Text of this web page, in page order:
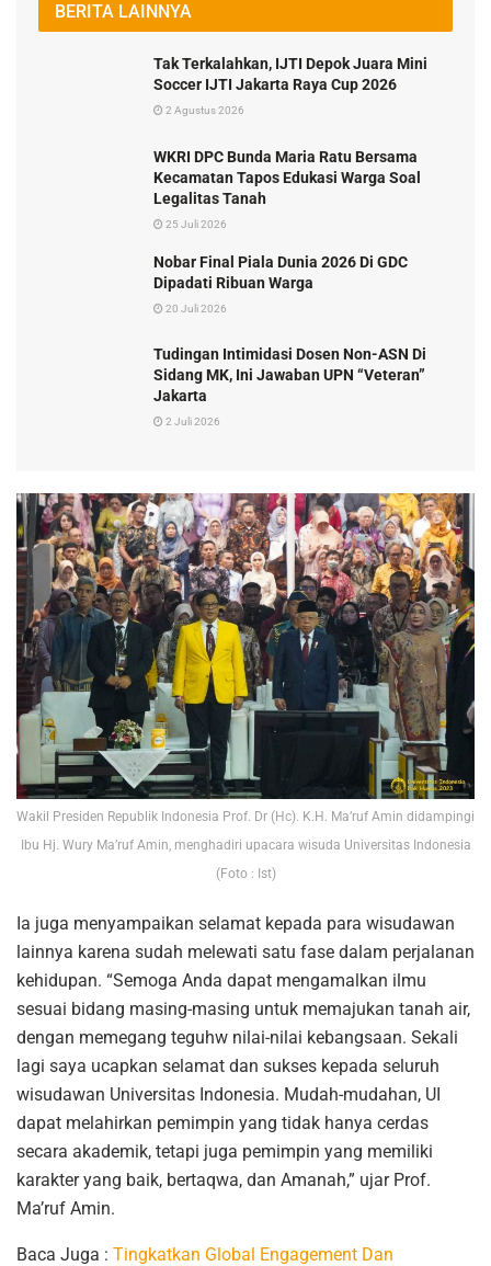
BERITA LAINNYA
Tak Terkalahkan, IJTI Depok Juara Mini
Soccer IJTI Jakarta Raya Cup 2026
2 Agustus 2026
WKRI DPC Bunda Maria Ratu Bersama
Kecamatan Tapos Edukasi Warga Soal
Legalitas Tanah
25 Juli 2026
Nobar Final Piala Dunia 2026 Di GDC
Dipadati Ribuan Warga
20 Juli 2026
Tudingan Intimidasi Dosen Non-ASN Di
Sidang MK, Ini Jawaban UPN “Veteran”
Jakarta
2 Juli 2026
Wakil Presiden Republik Indonesia Prof. Dr (Hc). K.H. Ma’ruf Amin didampingi
Ibu Hj. Wury Ma’ruf Amin, menghadiri upacara wisuda Universitas Indonesia
(Foto : Ist)
Ia juga menyampaikan selamat kepada para wisudawan
lainnya karena sudah melewati satu fase dalam perjalanan
kehidupan. “Semoga Anda dapat mengamalkan ilmu
sesuai bidang masing-masing untuk memajukan tanah air,
dengan memegang teguhw nilai-nilai kebangsaan. Sekali
lagi saya ucapkan selamat dan sukses kepada seluruh
wisudawan Universitas Indonesia. Mudah-mudahan, UI
dapat melahirkan pemimpin yang tidak hanya cerdas
secara akademik, tetapi juga pemimpin yang memiliki
karakter yang baik, bertaqwa, dan Amanah,” ujar Prof.
Ma’ruf Amin.
Baca Juga : Tingkatkan Global Engagement Dan